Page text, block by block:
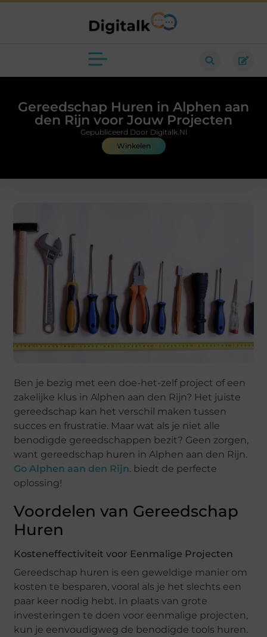
Gereedschap Huren in Alphen aan
den Rijn voor Jouw Projecten
Winkelen
Gepubliceerd Door Digitalk.nl
Ben je bezig met een doe-het-zelf project of een
zakelijke klus in Alphen aan den Rijn? Het juiste
gereedschap kan het verschil maken tussen
succes en frustratie. Maar wat als je niet alle
benodigde gereedschappen bezit? Geen zorgen,
want gereedschap huren in Alphen aan den Rijn.
Go Alphen aan den Rijn. biedt de perfecte
oplossing!
Voordelen van Gereedschap
Huren
Kosteneffectiviteit voor Eenmalige Projecten
Gereedschap huren is een geweldige manier om
kosten te besparen, vooral als je het slechts een
paar keer nodig hebt. In plaats van grote
investeringen te doen voor eenmalige projecten,
kun je eenvoudigweg de benodigde tools huren.